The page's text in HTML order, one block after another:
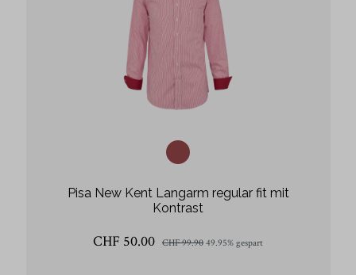
Pisa New Kent Langarm regular fit mit
Kontrast
CHF 50.00 CHF 99.90 49.95% gespart